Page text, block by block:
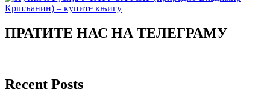
ПРАТИТЕ НАС НА ТЕЛЕГРАМУ
Recent Posts